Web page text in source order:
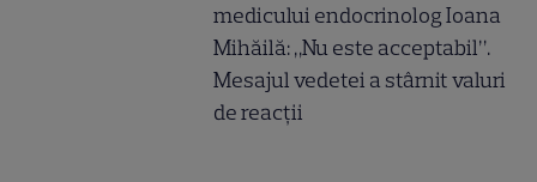
medicului endocrinolog Ioana
Mihăilă: „Nu este acceptabil”.
Mesajul vedetei a stârnit valuri
de reacții